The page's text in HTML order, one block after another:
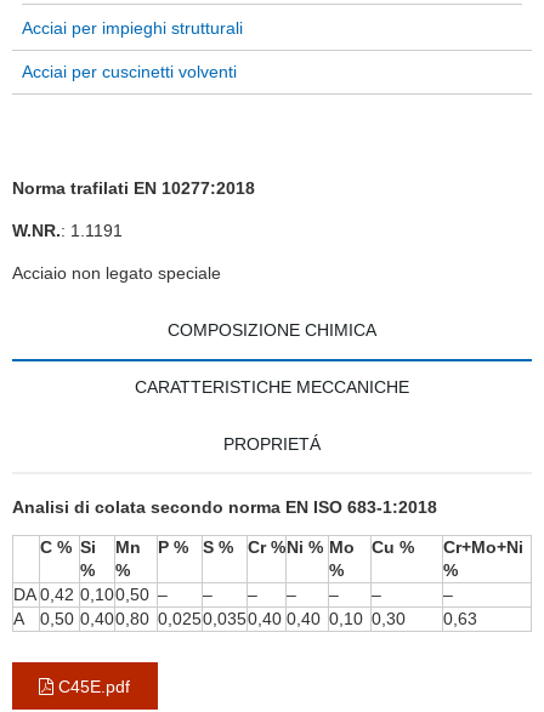
Acciai per impieghi strutturali
Acciai per cuscinetti volventi
Norma trafilati EN 10277:2018
W.NR.: 1.1191
Acciaio non legato speciale
COMPOSIZIONE CHIMICA
CARATTERISTICHE MECCANICHE
PROPRIETÁ
Analisi di colata secondo norma EN ISO 683-1:2018
C % Si
%
Mn
%
P % S % Cr %Ni % Mo
%
Cu %
Cr+Mo+Ni
%
DA0,42 0,100,50 – – – – – –
–
A
0,50 0,400,80 0,0250,0350,40 0,40 0,10 0,30 0,63
C45E.pdf